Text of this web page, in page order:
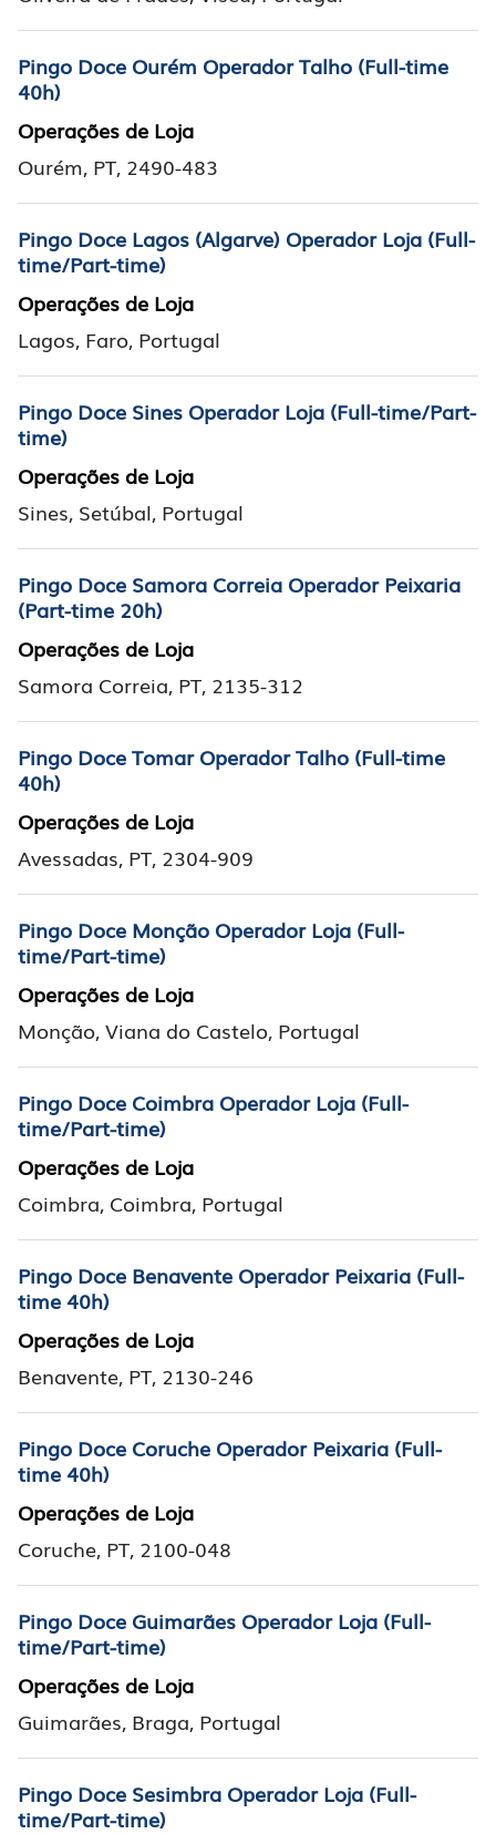
Pingo Doce Ourém Operador Talho (Full-time
40h)
Operações de Loja
Ourém, PT, 2490-483
Pingo Doce Lagos (Algarve) Operador Loja (Full-
time/Part-time)
Operações de Loja
Lagos, Faro, Portugal
Pingo Doce Sines Operador Loja (Full-time/Part-
time)
Operações de Loja
Sines, Setúbal, Portugal
Pingo Doce Samora Correia Operador Peixaria
(Part-time 20h)
Operações de Loja
Samora Correia, PT, 2135-312
Pingo Doce Tomar Operador Talho (Full-time
40h)
Operações de Loja
Avessadas, PT, 2304-909
Pingo Doce Monção Operador Loja (Full-
time/Part-time)
Operações de Loja
Monção, Viana do Castelo, Portugal
Pingo Doce Coimbra Operador Loja (Full-
time/Part-time)
Operações de Loja
Coimbra, Coimbra, Portugal
Pingo Doce Benavente Operador Peixaria (Full-
time 40h)
Operações de Loja
Benavente, PT, 2130-246
Pingo Doce Coruche Operador Peixaria (Full-
time 40h)
Operações de Loja
Coruche, PT, 2100-048
Pingo Doce Guimarães Operador Loja (Full-
time/Part-time)
Operações de Loja
Guimarães, Braga, Portugal
Pingo Doce Sesimbra Operador Loja (Full-
time/Part-time)